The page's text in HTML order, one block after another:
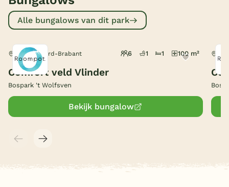
Limburg
Duitsland
Blog
Onze e-boeken
Alle bungalows van dit park
Mierlo, Noord-Brabant 6 1 1 100 m²
Comfort veld Vlinder
Bospark 't Wolfsven
Bekijk bungalow